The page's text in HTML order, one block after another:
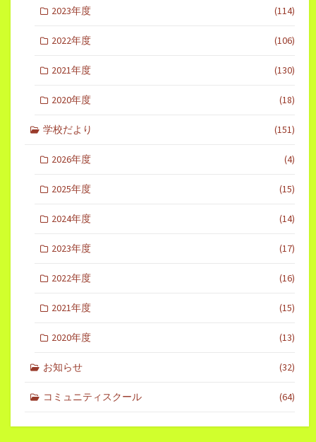
2023年度 (114)
2022年度 (106)
2021年度 (130)
2020年度 (18)
学校だより (151)
2026年度 (4)
2025年度 (15)
2024年度 (14)
2023年度 (17)
2022年度 (16)
2021年度 (15)
2020年度 (13)
お知らせ (32)
コミュニティスクール (64)